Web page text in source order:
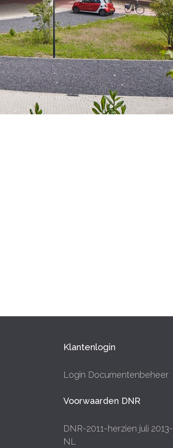
Klantenlogin
Login Documentenbeheer
Voorwaarden DNR
DNR-2011-herzien juli 2013-
NL